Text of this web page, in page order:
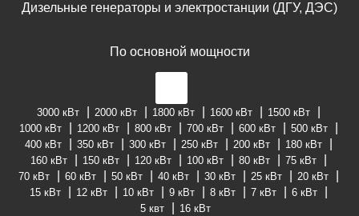
Дизельные генераторы и электростанции (ДГУ, ДЭС)
По основной мощности
3000 кВт 2000 кВт 1800 кВт 1600 кВт
1500 кВт
1000 кВт
1200 кВт 800 кВт 700 кВт 600 кВт
500 кВт
400 кВт
350 кВт 300 кВт 250 кВт 200 кВт
180 кВт
160 кВт
150 кВт 120 кВт 100 кВт 80 кВт
75 кВт
70 кВт
60 кВт 50 кВт 40 кВт 30 кВт 25 кВт
20 кВт
15 кВт
12 кВт 10 кВт 9 кВт 8 кВт 7 кВт
6 кВт
5 квт
16 кВт